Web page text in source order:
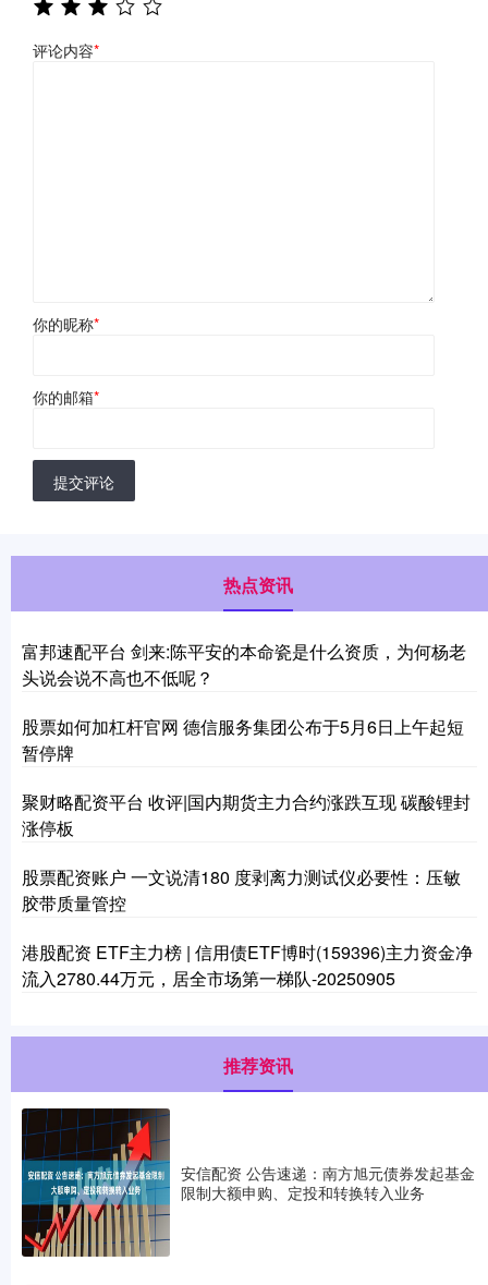
评论内容*
你的昵称*
你的邮箱*
提交评论
热点资讯
富邦速配平台 剑来:陈平安的本命瓷是什么资质，为何杨老
头说会说不高也不低呢？
股票如何加杠杆官网 德信服务集团公布于5月6日上午起短
暂停牌
聚财略配资平台 收评|国内期货主力合约涨跌互现 碳酸锂封
涨停板
股票配资账户 一文说清180 度剥离力测试仪必要性：压敏
胶带质量管控
港股配资 ETF主力榜 | 信用债ETF博时(159396)主力资金净
流入2780.44万元，居全市场第一梯队-20250905
推荐资讯
安信配资 公告速递：南方旭元债券发起基金
限制大额申购、定投和转换转入业务